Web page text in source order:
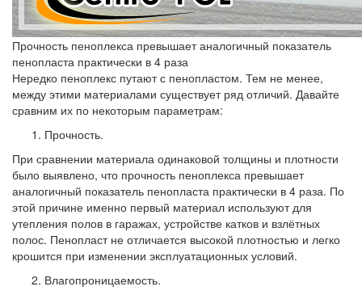
Прочность пеноплекса превышает аналогичный показатель
пенопласта практически в 4 раза
Нередко пеноплекс путают с пенопластом. Тем не менее,
между этими материалами существует ряд отличий. Давайте
сравним их по некоторым параметрам:
Прочность.
При сравнении материала одинаковой толщины и плотности
было выявлено, что прочность пеноплекса превышает
аналогичный показатель пенопласта практически в 4 раза. По
этой причине именно первый материал используют для
утепления полов в гаражах, устройстве катков и взлётных
полос. Пенопласт не отличается высокой плотностью и легко
крошится при изменении эксплуатационных условий.
Влагопроницаемость.